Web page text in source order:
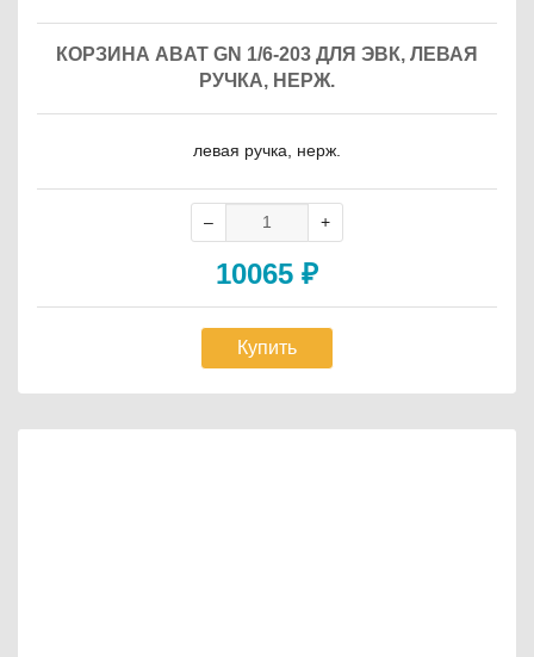
КОРЗИНА ABAT GN 1/6-203 ДЛЯ ЭВК, ЛЕВАЯ
РУЧКА, НЕРЖ.
левая ручка, нерж.
10065 ₽
Купить